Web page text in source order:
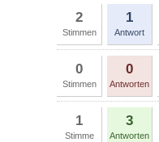
2
Stimmen
1
Antwort
0
Stimmen
0
Antworten
1
Stimme
3
Antworten